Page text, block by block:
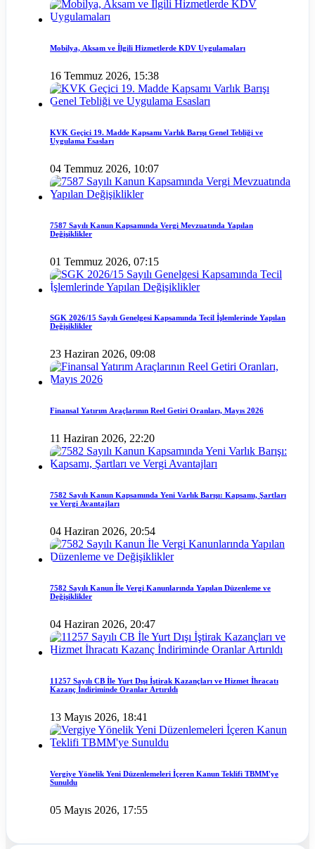
Mobilya, Aksam ve İlgili Hizmetlerde KDV Uygulamaları
16 Temmuz 2026, 15:38
KVK Geçici 19. Madde Kapsamı Varlık Barışı Genel Tebliği ve
Uygulama Esasları
04 Temmuz 2026, 10:07
7587 Sayılı Kanun Kapsamında Vergi Mevzuatında Yapılan
Değişiklikler
01 Temmuz 2026, 07:15
SGK 2026/15 Sayılı Genelgesi Kapsamında Tecil İşlemlerinde Yapılan
Değişiklikler
23 Haziran 2026, 09:08
Finansal Yatırım Araçlarının Reel Getiri Oranları, Mayıs 2026
11 Haziran 2026, 22:20
7582 Sayılı Kanun Kapsamında Yeni Varlık Barışı: Kapsamı, Şartları
ve Vergi Avantajları
04 Haziran 2026, 20:54
7582 Sayılı Kanun İle Vergi Kanunlarında Yapılan Düzenleme ve
Değişiklikler
04 Haziran 2026, 20:47
11257 Sayılı CB İle Yurt Dışı İştirak Kazançları ve Hizmet İhracatı
Kazanç İndiriminde Oranlar Artırıldı
13 Mayıs 2026, 18:41
Vergiye Yönelik Yeni Düzenlemeleri İçeren Kanun Teklifi TBMM'ye
Sunuldu
05 Mayıs 2026, 17:55